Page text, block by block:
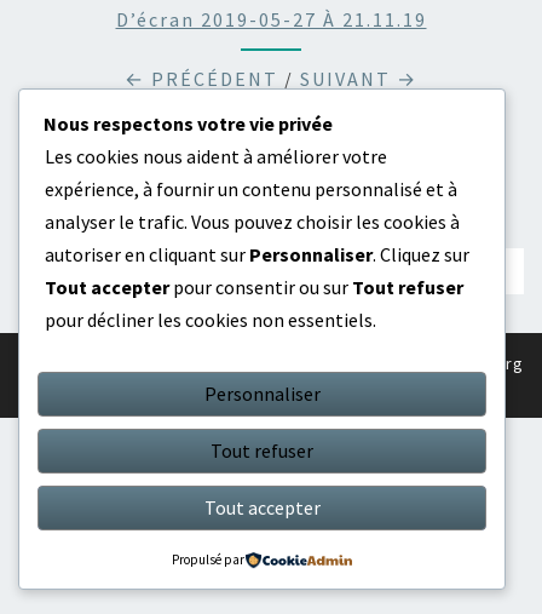
D’écran 2019-05-27 À 21.11.19
← PRÉCÉDENT / SUIVANT →
Les Commentaires Et Les Rétroliens Sont
Fermés.
Nisarg
Nous respectons votre vie privée
Les cookies nous aident à améliorer votre
expérience, à fournir un contenu personnalisé et à
analyser le trafic. Vous pouvez choisir les cookies à
autoriser en cliquant sur Personnaliser. Cliquez sur
Tout accepterpour consentir ou sur Tout refuser
pour décliner les cookies non essentiels.
Personnaliser
Tout refuser
Tout accepter
Propulsé par